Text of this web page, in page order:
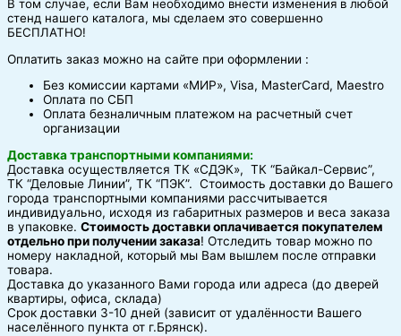
В том случае, если Вам необходимо внести изменения в любой
стенд нашего каталога, мы сделаем это совершенно
БЕСПЛАТНО!
Оплатить заказ можно на сайте при оформлении :
Без комиссии картами «МИР», Visa, MasterCard, Maestro
Оплата по СБП
Оплата безналичным платежом на расчетный счет
организации
Доставка транспортными компаниями:
Доставка осуществляется ТК «СДЭК», ТК “Байкал-Сервис”,
ТК “Деловые Линии”, ТК “ПЭК”. Стоимость доставки до Вашего
города транспортными компаниями рассчитывается
индивидуально, исходя из габаритных размеров и веса заказа
в упаковке. Стоимость доставки оплачивается покупателем
отдельно при получении заказа! Отследить товар можно по
номеру накладной, который мы Вам вышлем после отправки
товара.
Доставка до указанного Вами города или адреса (до дверей
квартиры, офиса, склада)
Срок доставки 3-10 дней (зависит от удалённости Вашего
населённого пункта от г.Брянск).